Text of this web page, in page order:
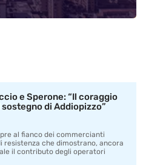
e Sperone: “Il coraggio
di Addiopizzo”
al fianco dei commercianti
resistenza che dimostrano, ancora
il contributo degli operatori